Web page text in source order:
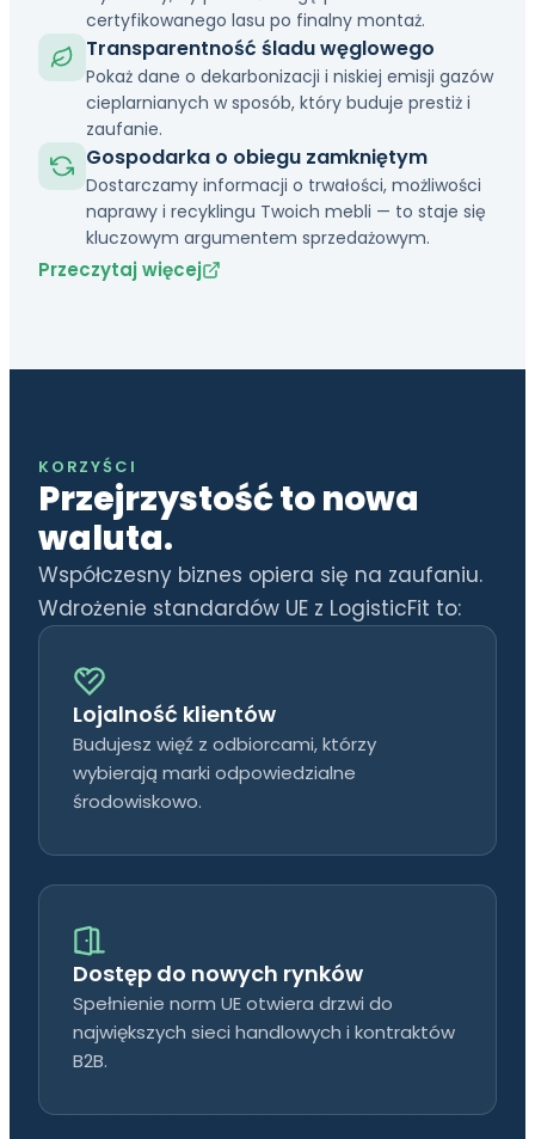
certyfikowanego lasu po finalny montaż.
Transparentność śladu węglowego
Pokaż dane o dekarbonizacji i niskiej emisji gazów
cieplarnianych w sposób, który buduje prestiż i
zaufanie.
Gospodarka o obiegu zamkniętym
Dostarczamy informacji o trwałości, możliwości
naprawy i recyklingu Twoich mebli — to staje się
kluczowym argumentem sprzedażowym.
Przeczytaj więcej
KORZYŚCI
Przejrzystość to nowa
waluta.
Współczesny biznes opiera się na zaufaniu.
Wdrożenie standardów UE z LogisticFit to:
Lojalność klientów
Budujesz więź z odbiorcami, którzy
wybierają marki odpowiedzialne
środowiskowo.
Dostęp do nowych rynków
Spełnienie norm UE otwiera drzwi do
największych sieci handlowych i kontraktów
B2B.